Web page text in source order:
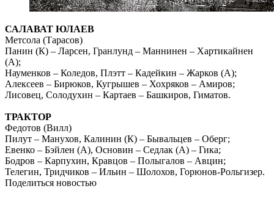
САЛАВАТ ЮЛАЕВ
Метсола (Тарасов)
Панин (К) – Ларсен, Гранлунд – Маннинен – Хартикайнен
(А);
Науменков – Коледов, Плэтт – Кадейкин – Жарков (А);
Алексеев – Бирюков, Кугрышев – Хохряков – Амиров;
Лисовец, Солодухин – Картаев – Башкиров, Гиматов.
ТРАКТОР
Федотов (Вилл)
Пилут – Манухов, Калинин (К) – Бывальцев – Оберг;
Евенко – Бэйлен (А), Основин – Седлак (А) – Гика;
Бодров – Карпухин, Кравцов – Полыгалов – Авцин;
Телегин, Тридчиков – Ильин – Шолохов, Горюнов-Рольгизер.
Поделиться новостью